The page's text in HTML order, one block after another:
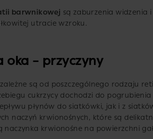
barwnikowej są zaburzenia widzenia
utracie wzroku.
oka – przyczyny
są od poszczególnego rodzaju
cukrzycy dochodzi do pogrubienia
płynów do siatkówki, jak i z
naczyń krwionośnych, które są
naczynka krwionośne na powierzchni